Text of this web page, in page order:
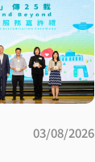
03/08/2026